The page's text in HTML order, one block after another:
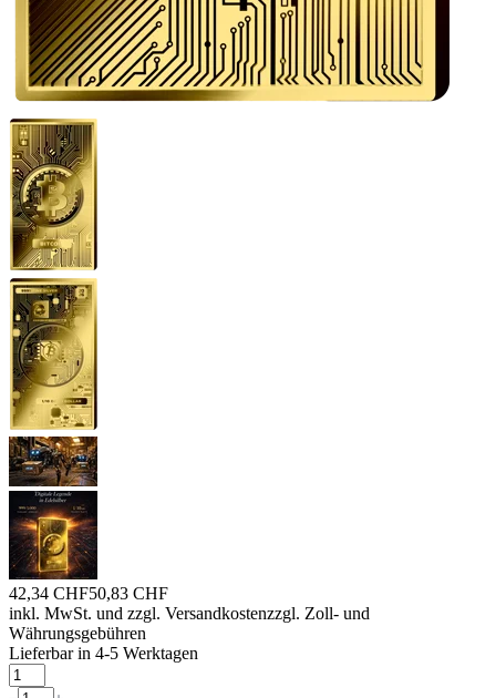
42,34 CHF50,83 CHF
inkl. MwSt. und zzgl. Versandkostenzzgl. Zoll- und
Währungsgebühren
Lieferbar in 4-5 Werktagen